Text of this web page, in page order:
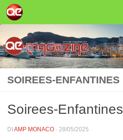
Salta al contenuto
SOIREES-ENFANTINES
Soirees-Enfantines
DI AMP MONACO · 28/05/2025